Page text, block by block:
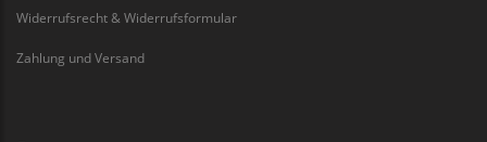
Widerrufsrecht & Widerrufsformular
Zahlung und Versand